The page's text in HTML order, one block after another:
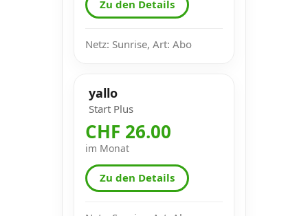
Zu den Details
Netz: Sunrise, Art: Abo
yallo
Start Plus
CHF 26.00
im Monat
Zu den Details